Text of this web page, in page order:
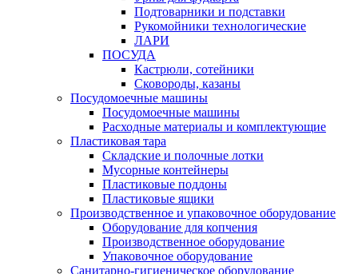
Подтоварники и подставки
Рукомойники технологические
ЛАРИ
ПОСУДА
Кастрюли, сотейники
Сковороды, казаны
Посудомоечные машины
Посудомоечные машины
Расходные материалы и комплектующие
Пластиковая тара
Складские и полочные лотки
Мусорные контейнеры
Пластиковые поддоны
Пластиковые ящики
Производственное и упаковочное оборудование
Оборудование для копчения
Производственное оборудование
Упаковочное оборудование
Санитарно-гигиеническое оборудование